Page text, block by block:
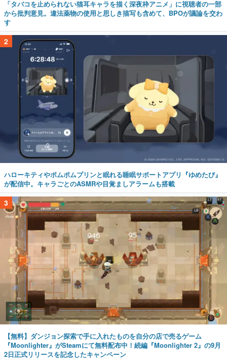
「タバコを止められない猫耳キャラを描く深夜枠アニメ」に視聴者の一部
から批判意見。違法薬物の使用と思しき描写も含めて、BPOが議論を交わ
す
2
ハローキティやポムポムプリンと眠れる睡眠サポートアプリ『ゆめたび』
が配信中。キャラごとのASMRや目覚ましアラームも搭載
3
【無料】ダンジョン探索で手に入れたものを自分の店で売るゲーム
『Moonlighter』がSteamにて無料配布中！続編『Moonlighter 2』の9月
2日正式リリースを記念したキャンペーン